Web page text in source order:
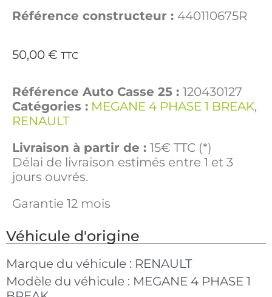
Référence constructeur : 440110675R
50,00 € TTC
Référence Auto Casse 25 : 120430127
Catégories : MEGANE 4 PHASE 1 BREAK,
RENAULT
Livraison à partir de : 15€ TTC (*)
Délai de livraison estimés entre 1 et 3
jours ouvrés.
Garantie 12 mois
Véhicule d'origine
Marque du véhicule : RENAULT
Modèle du véhicule : MEGANE 4 PHASE 1